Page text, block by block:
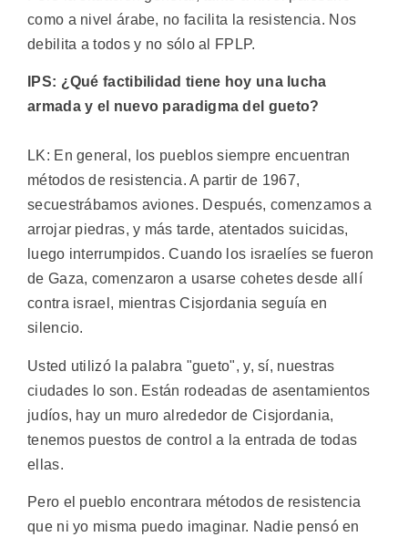
como a nivel árabe, no facilita la resistencia. Nos
debilita a todos y no sólo al FPLP.
IPS: ¿Qué factibilidad tiene hoy una lucha
armada y el nuevo paradigma del gueto?
LK: En general, los pueblos siempre encuentran
métodos de resistencia. A partir de 1967,
secuestrábamos aviones. Después, comenzamos a
arrojar piedras, y más tarde, atentados suicidas,
luego interrumpidos. Cuando los israelíes se fueron
de Gaza, comenzaron a usarse cohetes desde allí
contra israel, mientras Cisjordania seguía en
silencio.
Usted utilizó la palabra "gueto", y, sí, nuestras
ciudades lo son. Están rodeadas de asentamientos
judíos, hay un muro alrededor de Cisjordania,
tenemos puestos de control a la entrada de todas
ellas.
Pero el pueblo encontrara métodos de resistencia
que ni yo misma puedo imaginar. Nadie pensó en